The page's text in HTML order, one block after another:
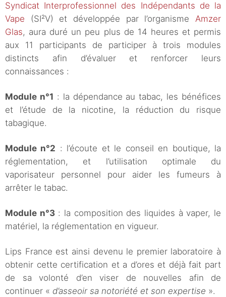
Syndicat Interprofessionnel des Indépendants de la
Vape (SI²V) et développée par l’organisme Amzer
Glas, aura duré un peu plus de 14 heures et permis
aux 11 participants de participer à trois modules
distincts afin d’évaluer et renforcer leurs
connaissances :
Module n°1 : la dépendance au tabac, les bénéfices
et l’étude de la nicotine, la réduction du risque
tabagique.
Module n°2 : l’écoute et le conseil en boutique, la
réglementation, et l’utilisation optimale du
vaporisateur personnel pour aider les fumeurs à
arrêter le tabac.
Module n°3: la composition des liquides à vaper, le
matériel, la réglementation en vigueur.
Lips France est ainsi devenu le premier laboratoire à
obtenir cette certification et a d’ores et déjà fait part
de sa volonté d’en viser de nouvelles afin de
continuer « d’asseoir sa notoriété et son expertise ».